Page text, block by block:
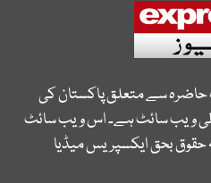
حاضرہ سے متعلق پاکستان کی
ویب سائٹ ہے۔ اس ویب سائٹ
حقوق بحق ایکسپریس میڈیا